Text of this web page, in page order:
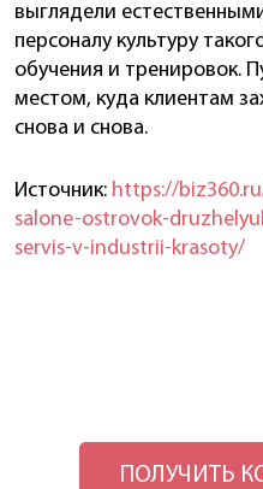
выглядели
персоналу культуру
обучения и тренировок.
местом, куда клиентам
снова и снова.
Источник: https://
salone-ostrovok-
servis-v-industrii-krasoty/
ПОЛУЧИТЬ